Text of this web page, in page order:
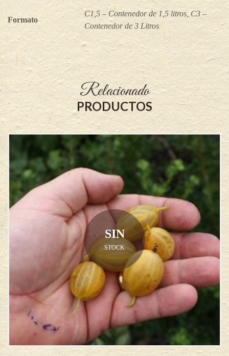
Formato
C1,5 – Contenedor de 1,5 litros, C3 –
Contenedor de 3 Litros
Relacionado
PRODUCTOS
SIN
STOCK